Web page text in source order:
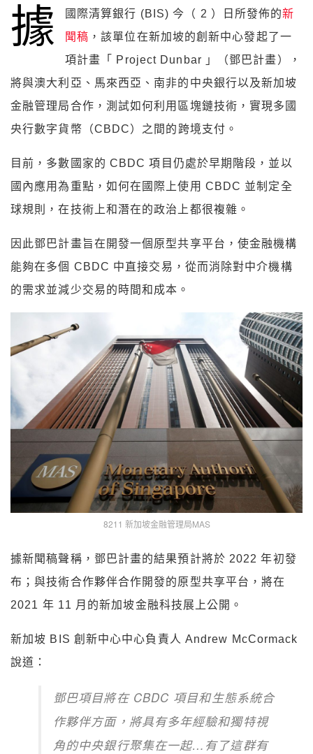
據 國際清算銀行 (BIS) 今（ 2 ）日所發佈的新
聞稿 ，該單位在新加坡的創新中心發起了一
項計畫「 Project Dunbar 」（鄧巴計畫），
將與澳大利亞、馬來西亞、南非的中央銀行以及新加坡
金融管理局合作，測試如何利用區塊鏈技術，實現多國
央行數字貨幣（CBDC）之間的跨境支付。
目前，多數國家的 CBDC 項目仍處於早期階段，並以
國內應用為重點，如何在國際上使用 CBDC 並制定全
球規則，在技術上和潛在的政治上都很複雜。
因此鄧巴計畫旨在開發一個原型共享平台， 使金融機構
能夠在多個 CBDC 中直接交易，從而消除對中介機構
的需求並減少交易的時間和成本。
8211 新加坡金融管理局MAS
據新聞稿聲稱，鄧巴計畫的結果預計將於 2022 年初發
布；與技術合作夥伴合作開發的原型共享平台，將在
2021 年 11 月的新加坡金融科技展上公開。
新加坡 BIS 創新中心中心負責人 Andrew McCormack
說道：
鄧巴項目將在 CBDC 項目和生態系統合
作夥伴方面，將具有多年經驗和獨特視
角的中央銀行聚集在一起… 有了這群有